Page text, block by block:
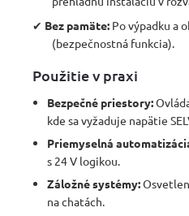
✔ Bez pamäte: Po výpadku a
(bezpečnostná funkcia).
Použitie v praxi
Bezpečné priestory:
kde sa vyžaduje napätie
Priemyselná
s 24 V logikou.
Záložné systémy:
na chatách.